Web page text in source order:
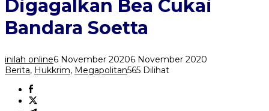
Cukai
Bandara
Soetta
Digagalkan Bea Cukai
Bandara Soetta
inilah online6 November 20206 November 2020
Berita, Hukkrim, Megapolitan565 Dilihat